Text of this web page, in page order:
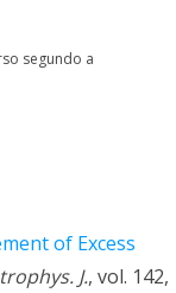
segundo a
of Excess
J., vol. 142,